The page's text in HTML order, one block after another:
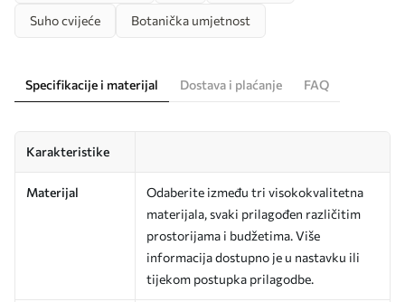
Suho cvijeće Botanička umjetnost
Specifikacije i materijal Dostava i plaćanje FAQ
Karakteristike
Materijal
Odaberite između tri visokokvalitetna
materijala, svaki prilagođen različitim
prostorijama i budžetima. Više
informacija dostupno je u nastavku ili
tijekom postupka prilagodbe.